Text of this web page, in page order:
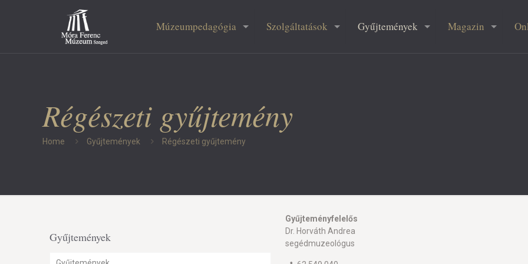
Múzeumpedagógia Szolgáltatások Gyűjtemények Magazin
Régészeti gyűjtemény
Home Gyűjtemények Régészeti gyűjtemény
Gyűjtemények
Gyűjteményfelelős
Dr. Horváth Andrea
segédmuzeológus